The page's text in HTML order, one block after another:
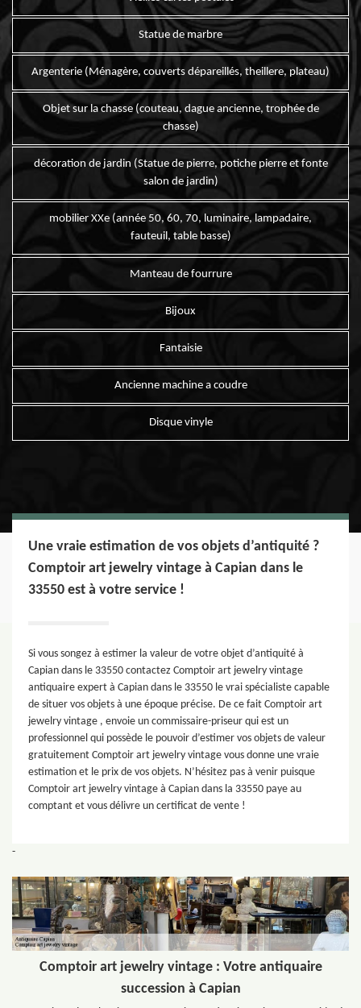
Statue de marbre
Argenterie (Ménagère, couverts dépareillés, theillere, plateau)
Objet sur la chasse (couteau, dague ancienne, trophée de
chasse)
décoration de jardin (Statue de pierre, potiche pierre et fonte
salon de jardin)
mobilier XXe (année 50, 60, 70, luminaire, lampadaire,
fauteuil, table basse)
Manteau de fourrure
Bijoux
Fantaisie
Ancienne machine a coudre
Disque vinyle
Une vraie estimation de vos objets d’antiquité ?
Comptoir art jewelry vintage à Capian dans le
33550 est à votre service !
Si vous songez à estimer la valeur de votre objet d’antiquité à
Capian dans le 33550 contactez Comptoir art jewelry vintage
antiquaire expert à Capian dans le 33550 le vrai spécialiste capable
de situer vos objets à une époque précise. De ce fait Comptoir art
jewelry vintage , envoie un commissaire-priseur qui est un
professionnel qui possède le pouvoir d’estimer vos objets de valeur
gratuitement Comptoir art jewelry vintage vous donne une vraie
estimation et le prix de vos objets. N’hésitez pas à venir puisque
Comptoir art jewelry vintage à Capian dans la 33550 paye au
comptant et vous délivre un certificat de vente !
-
Comptoir art jewelry vintage : Votre antiquaire
succession à Capian